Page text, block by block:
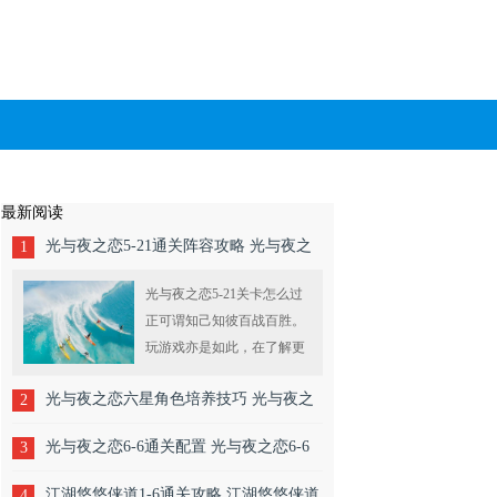
最新阅读
1 光与夜之恋5-21通关阵容攻略 光与夜之
恋5-21关卡怎么过光与夜之恋5-21关卡怎么过
正可谓知己知彼百战百胜。
玩游戏亦是如此，在了解更
巧之后，我们会发现很多困
2 光与夜之恋六星角色培养技巧 光与夜之
恋六星怎么培养
3 光与夜之恋6-6通关配置 光与夜之恋6-6
怎么过